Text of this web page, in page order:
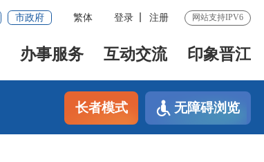
市政府 繁体 登录 注册 网站支持IPV6
办事服务 互动交流 印象晋江
长者模式 无障碍浏览